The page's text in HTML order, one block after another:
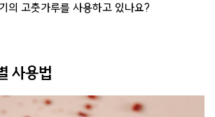
의 고춧가루를 사용하고 있나요?
사용법